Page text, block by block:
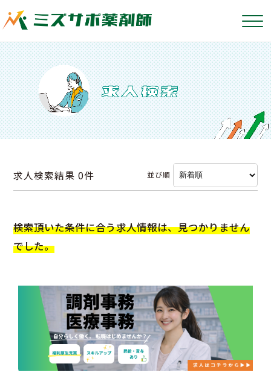
求人検索結果0件 並び順
検索頂いた条件に合う求人情報は、見つかりません
でした。